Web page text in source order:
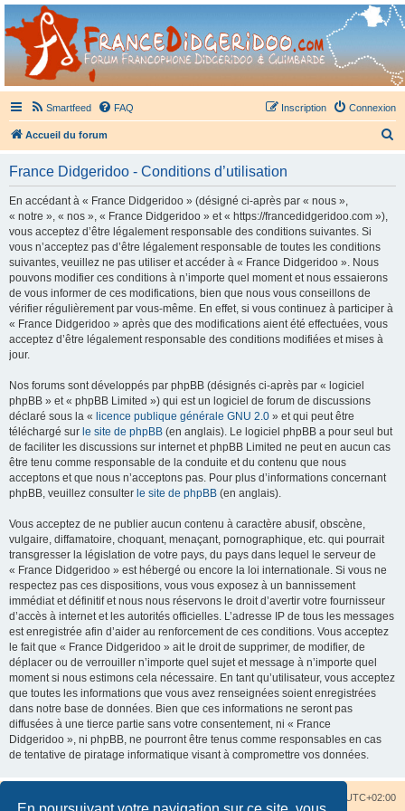
France Didgeridoo
Didgeridoo et Guimbarde sur France Didgeridoo - retrouvez la communauté.
Smartfeed FAQ Connexion
Inscription
Accueil du forum
France Didgeridoo - Conditions d’utilisation
En accédant à « France Didgeridoo » (désigné ci-après par « nous »,
« notre », « nos », « France Didgeridoo » et « https://francedidgeridoo.com »),
vous acceptez d’être légalement responsable des conditions suivantes. Si
vous n’acceptez pas d’être légalement responsable de toutes les conditions
suivantes, veuillez ne pas utiliser et accéder à « France Didgeridoo ». Nous
pouvons modifier ces conditions à n’importe quel moment et nous essaierons
de vous informer de ces modifications, bien que nous vous conseillons de
vérifier régulièrement par vous-même. En effet, si vous continuez à participer à
« France Didgeridoo » après que des modifications aient été effectuées, vous
acceptez d’être légalement responsable des conditions modifiées et mises à
jour.
Nos forums sont développés par phpBB (désignés ci-après par « logiciel
phpBB » et « phpBB Limited ») qui est un logiciel de forum de discussions
déclaré sous la « licence publique générale GNU 2.0 » et qui peut être
téléchargé sur le site de phpBB (en anglais). Le logiciel phpBB a pour seul but
de faciliter les discussions sur internet et phpBB Limited ne peut en aucun cas
être tenu comme responsable de la conduite et du contenu que nous
acceptons et que nous n’acceptons pas. Pour plus d’informations concernant
phpBB, veuillez consulter le site de phpBB (en anglais).
Vous acceptez de ne publier aucun contenu à caractère abusif, obscène,
vulgaire, diffamatoire, choquant, menaçant, pornographique, etc. qui pourrait
transgresser la législation de votre pays, du pays dans lequel le serveur de
« France Didgeridoo » est hébergé ou encore la loi internationale. Si vous ne
respectez pas ces dispositions, vous vous exposez à un bannissement
immédiat et définitif et nous nous réservons le droit d’avertir votre fournisseur
d’accès à internet et les autorités officielles. L’adresse IP de tous les messages
est enregistrée afin d’aider au renforcement de ces conditions. Vous acceptez
le fait que « France Didgeridoo » ait le droit de supprimer, de modifier, de
déplacer ou de verrouiller n’importe quel sujet et message à n’importe quel
moment si nous estimons cela nécessaire. En tant qu’utilisateur, vous acceptez
que toutes les informations que vous avez renseignées soient enregistrées
dans notre base de données. Bien que ces informations ne seront pas
diffusées à une tierce partie sans votre consentement, ni « France
Didgeridoo », ni phpBB, ne pourront être tenus comme responsables en cas
de tentative de piratage informatique visant à compromettre vos données.
UTC+02:00